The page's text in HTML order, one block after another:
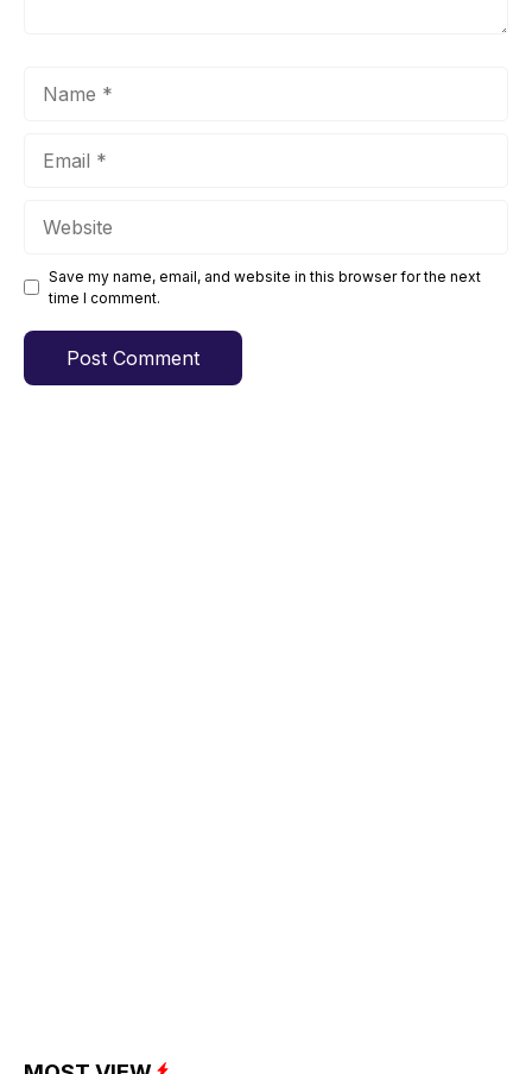
Save my name, email, and website in this browser for the next
time I comment.